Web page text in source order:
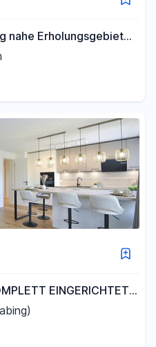
nahe Erholungsgebiet
EINGERICHTETE
WEST -